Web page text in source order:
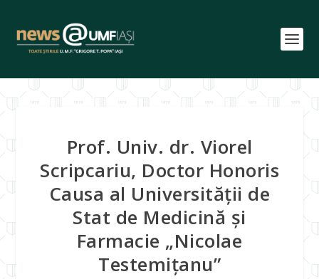
Prof. Univ. dr. Viorel
Scripcariu, Doctor Honoris
Causa al Universității de
Stat de Medicină și
Farmacie „Nicolae
Testemițanu”